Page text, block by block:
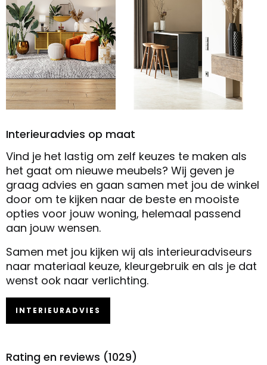
Interieuradvies op maat
Vind je het lastig om zelf keuzes te maken als
het gaat om nieuwe meubels? Wij geven je
graag advies en gaan samen met jou de winkel
door om te kijken naar de beste en mooiste
opties voor jouw woning, helemaal passend
aan jouw wensen.
Samen met jou kijken wij als interieuradviseurs
naar materiaal keuze, kleurgebruik en als je dat
wenst ook naar verlichting.
INTERIEURADVIES
Rating en reviews (1029)